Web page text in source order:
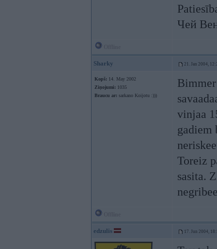
Чей
Sharky 21. Jan 2004,
Kopš: 14. May 2002
Ziņojumi: 1035
Braucu ar: sarkano Koijotu :)))
vinjaa
gadiem
Toreiz
sasita.
edzulis 17. Jun 2004,